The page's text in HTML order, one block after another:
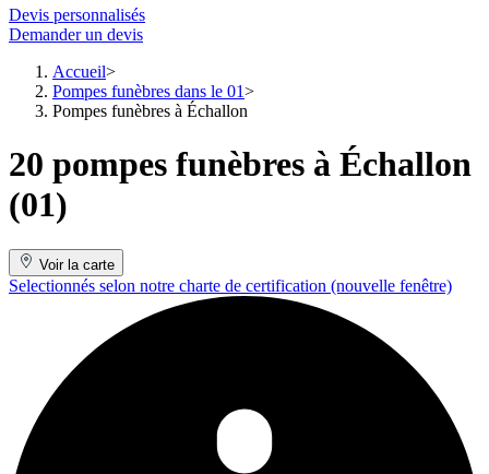
Devis personnalisés
Demander un devis
Accueil
Pompes funèbres dans le 01
Pompes funèbres à Échallon
20 pompes funèbres à Échallon
(01)
Voir la carte
Selectionnés selon notre charte de certification (nouvelle fenêtre)